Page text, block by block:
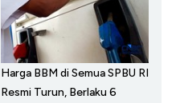
Harga BBM di Semua SPBU RI
Resmi Turun, Berlaku 6